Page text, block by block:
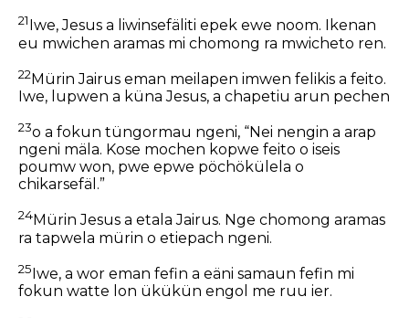
21 Iwe, Jesus a liwinsefäliti epek ewe noom. Ikenan
eu mwichen aramas mi chomong ra mwicheto ren.
22Mürin Jairus eman meilapen imwen felikis a feito.
Iwe, lupwen a küna Jesus, a chapetiu arun pechen
23o a fokun tüngormau ngeni, “Nei nengin a arap
ngeni mäla. Kose mochen kopwe feito o iseis
poumw won, pwe epwe pöchökülela o
chikarsefäl.”
24Mürin Jesus a etala Jairus. Nge chomong aramas
ra tapwela mürin o etiepach ngeni.
25Iwe, a wor eman fefin a eäni samaun fefin mi
fokun watte lon ükükün engol me ruu ier.